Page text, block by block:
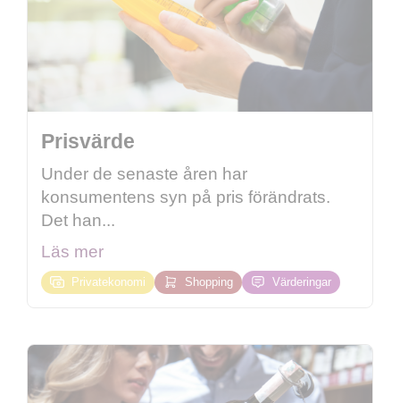
Prisvärde
Under de senaste åren har
konsumentens syn på pris förändrats.
Det han...
Läs mer
Privatekonomi Shopping Värderingar